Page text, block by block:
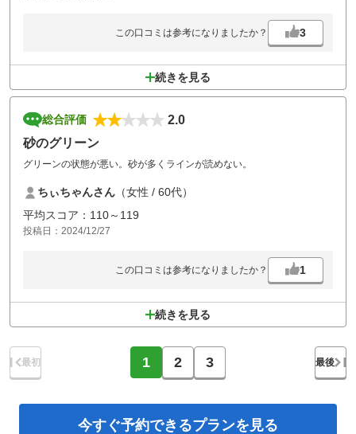
そんな状態の割には料金だけはそこそこなゴルフ場並み。余りにも酷す
こんな事ではいつか、閑古鳥の鳴くゴルフ場に成り下がると思います。
2度と行きません。
この口コミは参考になりましたか？ 3
続きを見る
総合評価
2.0
砂のグリーン
グリーンの状態が悪い。砂が多くラインが読めない。
ちぃちゃんさん （女性 / 60代）
平均スコア：110～119
投稿日：2024/12/27
この口コミは参考になりましたか？ 1
続きを見る
最初 1 2 3 最後
今すぐ予約できるプランを見る